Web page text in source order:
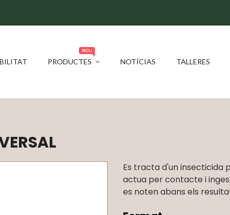
PRODUCTES
NOU
NOTÍCIAS TALLERES
Es tracta d'un
actua per contacte i
es noten abans els